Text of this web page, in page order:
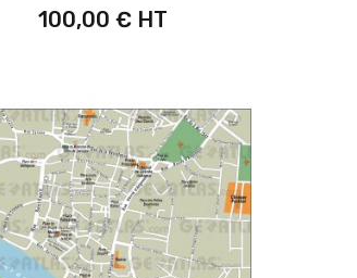
100,00 €